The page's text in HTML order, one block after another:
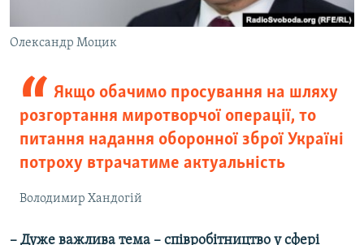
Олександр Моцик
Якщо обачимо просування на шляху
розгортання миротворчої операції, то
питання надання оборонної зброї Україні
потроху втрачатиме актуальність
Володимир Хандогій
– Дуже важлива тема – співробітництво у сфері